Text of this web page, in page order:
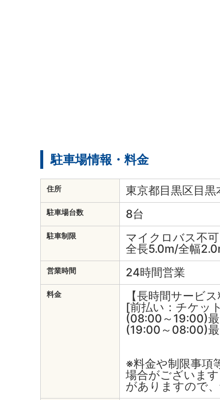
駐車場情報・料金
住所 東京都目黒区目
駐車場台数 8台
駐車制限
マイクロバス不
全長5.0m/全幅
営業時間 24時間営業
料金
【長時間サービ
[前払い：チケッ
(08:00～19:00)
(19:00～08:00)
※料金や制限事項
場合がございま
がありますので